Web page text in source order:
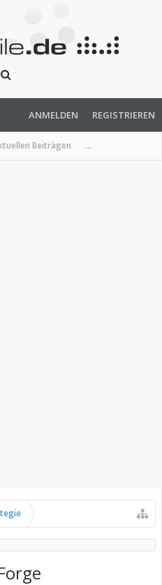
Beiträgen ...
ANMELDEN REGISTRIEREN